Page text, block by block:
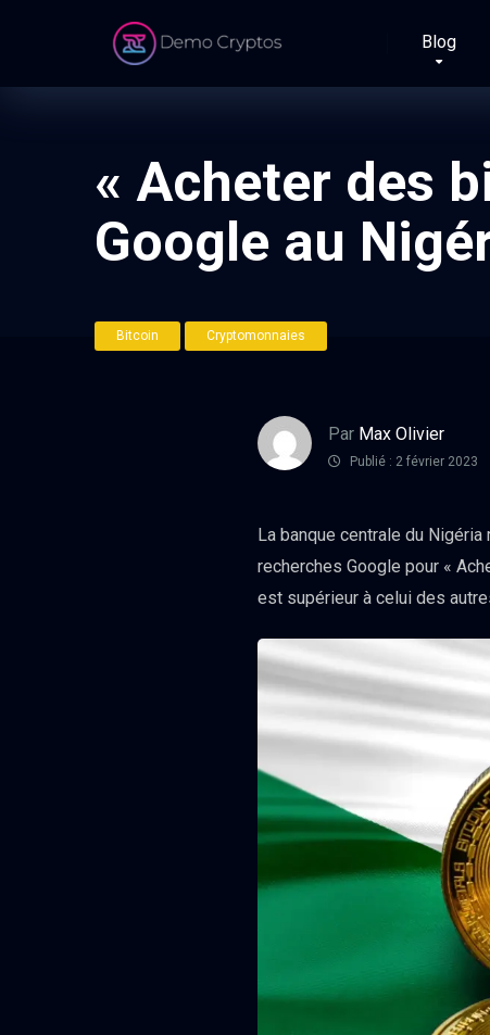
Blog
« Acheter des
Google au
Bitcoin Cryptomonnaies
Par Max Olivier
Publié : 2 février 2023
La banque centrale du
recherches Google pour «
est supérieur à celui des